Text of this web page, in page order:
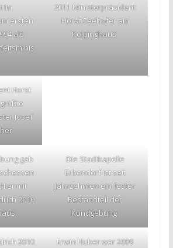
im
ersten
als
2011 Ministerpräsident
Horst Seehofer am
Kolpinghaus.
Horst
Josef
gab
mit
2010
Die Stadtkapelle
Erbendorf ist seit
Jahrzehnten ein fester
Bestandteil der
Kundgebung.
2010
Erwin Huber war 2009